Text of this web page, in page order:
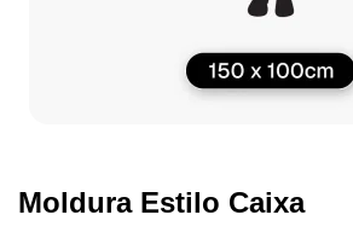
Moldura Estilo Caixa